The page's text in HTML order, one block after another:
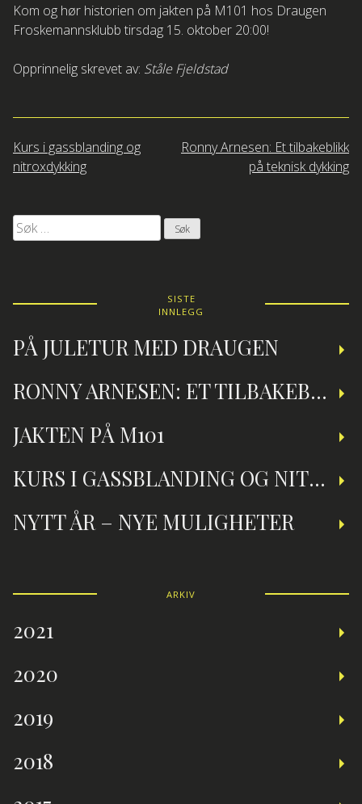
Kom og hør historien om jakten på M101 hos Draugen
Froskemannsklubb tirsdag 15. oktober 20:00!
Opprinnelig skrevet av: Ståle Fjeldstad
Innleggsnavigasjon
Kurs i gassblanding og
nitroxdykking
Ronny Arnesen: Et tilbakeblikk
på teknisk dykking
Søk
etter:
SISTE
INNLEGG
PÅ JULETUR MED DRAUGEN
RONNY ARNESEN: ET TILBAKEBLIKK PÅ TEKNISK DYKKING
JAKTEN PÅ M101
KURS I GASSBLANDING OG NITROXDYKKING
NYTT ÅR – NYE MULIGHETER
ARKIV
2021
2020
2019
2018